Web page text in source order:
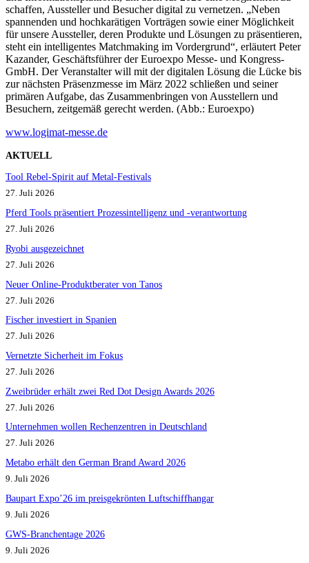
schaffen, Aussteller und Besucher digital zu vernetzen. „Neben
spannenden und hochkarätigen Vorträgen sowie einer Möglichkeit
für unsere Aussteller, deren Produkte und Lösungen zu präsentieren,
steht ein intelligentes Matchmaking im Vordergrund“, erläutert Peter
Kazander, Geschäftsführer der Euroexpo Messe- und Kongress-
GmbH. Der Veranstalter will mit der digitalen Lösung die Lücke bis
zur nächsten Präsenzmesse im März 2022 schließen und seiner
primären Aufgabe, das Zusammenbringen von Ausstellern und
Besuchern, zeitgemäß gerecht werden. (Abb.: Euroexpo)
www.logimat-messe.de
AKTUELL
Tool Rebel-Spirit auf Metal-Festivals
27. Juli 2026
Pferd Tools präsentiert Prozessintelligenz und -verantwortung
27. Juli 2026
Ryobi ausgezeichnet
27. Juli 2026
Neuer Online-Produktberater von Tanos
27. Juli 2026
Fischer investiert in Spanien
27. Juli 2026
Vernetzte Sicherheit im Fokus
27. Juli 2026
Zweibrüder erhält zwei Red Dot Design Awards 2026
27. Juli 2026
Unternehmen wollen Rechenzentren in Deutschland
27. Juli 2026
Metabo erhält den German Brand Award 2026
9. Juli 2026
Baupart Expo’26 im preisgekrönten Luftschiffhangar
9. Juli 2026
GWS-Branchentage 2026
9. Juli 2026